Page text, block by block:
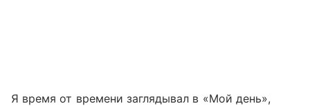
Я время от времени заглядывал в «Мой день»,